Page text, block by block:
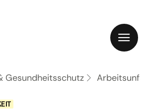
Gesundheitsschutz